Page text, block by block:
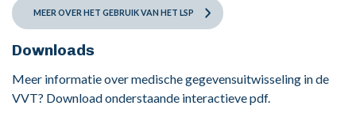
MEER OVER HET GEBRUIK VAN HET LSP
Downloads
Meer informatie over medische gegevensuitwisseling in de
VVT? Download onderstaande interactieve pdf.